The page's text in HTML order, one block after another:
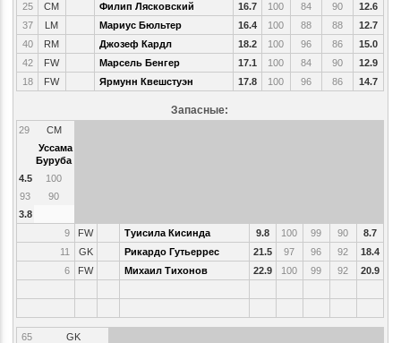
25
CM Филип Лясковский 16.7 100 84 90
12.6
37
LM Мариус Бюльтер 16.4 100 88 88
12.7
40
RM Джозеф Кардл 18.2 100 96 86
15.0
42
FW Марсель Бенгер 17.1 100 84 90
12.9
18
FW Ярмунн Квешстуэн 17.8 100 96 86 14.7
Запасные:
29
CM
Уссама
Буруба
4.5
100
93
90
3.8
9
FW Туисила Кисинда 9.8 100 99 90
8.7
11
GK Рикардо Гутьеррес 21.5 97 96 92
18.4
6
FW Михаил Тихонов 22.9 100 99 92 20.9
65
GK